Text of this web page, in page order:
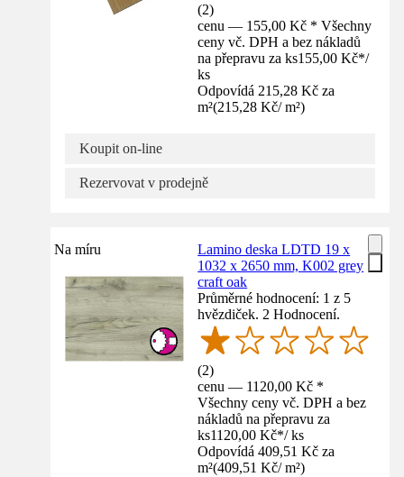
(2)
cenu — 155,00 Kč * Všechny
ceny vč. DPH a bez nákladů
na přepravu za ks155,00 Kč*/
ks
Odpovídá 215,28 Kč za
m²(215,28 Kč/ m²)
Koupit on-line
Rezervovat v prodejně
Na míru
Lamino deska LDTD 19 x
1032 x 2650 mm, K002 grey
craft oak
Průměrné hodnocení: 1 z 5
hvězdiček. 2 Hodnocení.
(2)
cenu — 1120,00 Kč *
Všechny ceny vč. DPH a bez
nákladů na přepravu za
ks1120,00 Kč*/ ks
Odpovídá 409,51 Kč za
m²(409,51 Kč/ m²)